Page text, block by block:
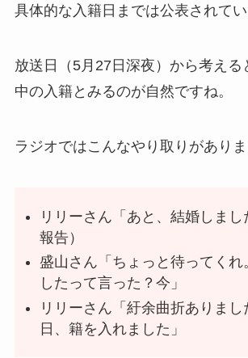
具体的な入籍日までは公表されてい
放送日（5月27日深夜）から考える
中の入籍とみるのが自然ですね。
ラジオではこんなやり取りがありま
リリーさん「あと、結婚しま
報告）
盛山さん「ちょっと待ってくれ
したって言った？今」
リリーさん「紆余曲折ありま
日、籍を入れました」